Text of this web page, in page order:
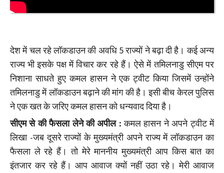
देश में चल रहे लॉकडाउन की अवधि 5 राज्यों ने बढ़ा दी है। कई अन्य
राज्य भी इसके पक्ष में विचार कर रहे हैं। ऐसे में तमिलनाडु सीएम पर
निशाना साधते हुए कमल हासन ने एक ट्वीट किया जिसमें उन्होंने
तमिलनाडु में लॉकडाउन बढ़ाने की मांग की है। इसी बीच केरल पुलिस
ने एक खत के जरिए कमल हासन को धन्यवाद दिया है।
सीएम से की फैसला लेने की अपील :कमल हासन ने अपने ट्वीट में
लिखा -जब दूसरे राज्यों के मुख्यमंत्री अपने राज्य में लॉकडाउन का
फैसला ले रहे हैं। तो मेरे माननीय मुख्यमंत्री आप किस बात का
इंतजार कर रहे हैं। आप आवाज क्यों नहीं उठा रहे। मेरी आवाज